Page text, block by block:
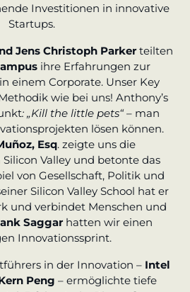
Investitionen in innovative
Startups.
Jens Christoph Parker teilten
ihre Erfahrungen zur
einem Corporate. Unser Key
wie bei uns! Anthony’s
: „Kill the little pets“ – man
lösen können.
Esq. zeigte uns die
Valley und betonte das
von Gesellschaft, Politik und
Silicon Valley School hat er
und verbindet Menschen und
Saggarhatten wir einen
Innovationssprint.
in der Innovation – Intel
Peng – ermöglichte tiefe